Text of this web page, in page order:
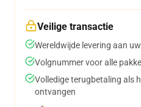
Veilige transactie
Wereldwijde levering aan
Volgnummer voor alle
Volledige terugbetaling als
ontvangen